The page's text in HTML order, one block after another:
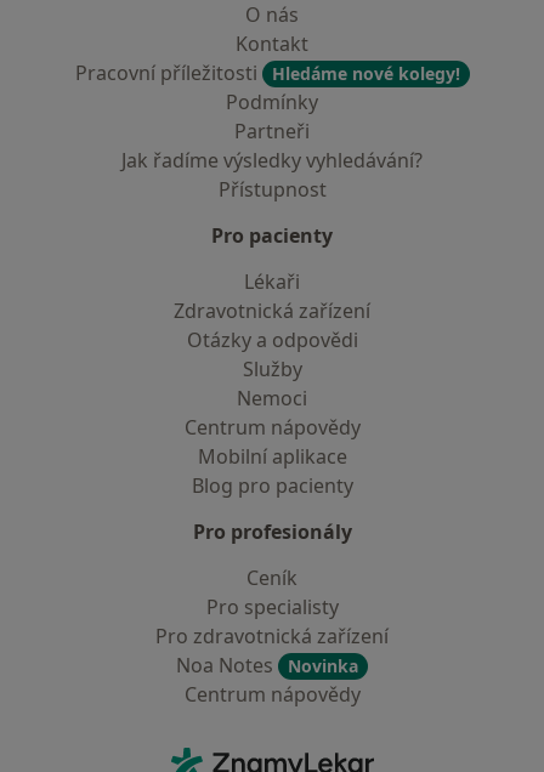
O nás
Kontakt
Pracovní příležitosti
Hledáme nové kolegy!
Podmínky
Partneři
Jak řadíme výsledky vyhledávání?
Přístupnost
Pro pacienty
Lékaři
Zdravotnická zařízení
Otázky a odpovědi
Služby
Nemoci
Centrum nápovědy
Mobilní aplikace
Blog pro pacienty
Pro profesionály
Ceník
Pro specialisty
Pro zdravotnická zařízení
Noa Notes
Novinka
Centrum nápovědy
ZnamyLekar - Hlavní stránka